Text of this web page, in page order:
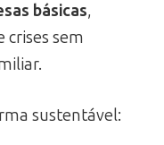
básicas,
crises sem
sustentável: